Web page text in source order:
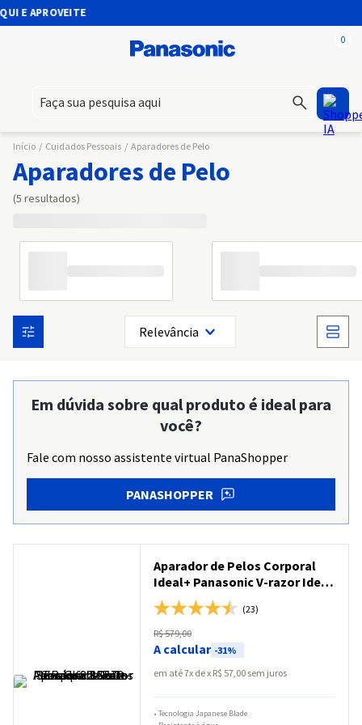
E APROVEITE
0
Início / Cuidados Pessoais / Aparadores de Pelo
Aparadores de Pelo
5
Relevância
Em dúvida sobre qual produto é ideal para
você?
Fale com nosso assistente virtual PanaShopper
PANASHOPPER
Aparador de Pelos Corporal
Ideal+ Panasonic V-razor Ideal
para Peles Sensíveis Bivolt -
ER-GK80-S572
(23)
R$579,00
A calcular -31%
em até7 x R$ 57,00 sem juros
• Tecnologia Japanese Blade